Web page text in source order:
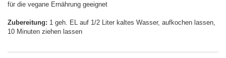
für die vegane Ernährung geeignet
Zubereitung: 1 geh. EL auf 1/2 Liter kaltes Wasser, aufkochen lassen,
10 Minuten ziehen lassen